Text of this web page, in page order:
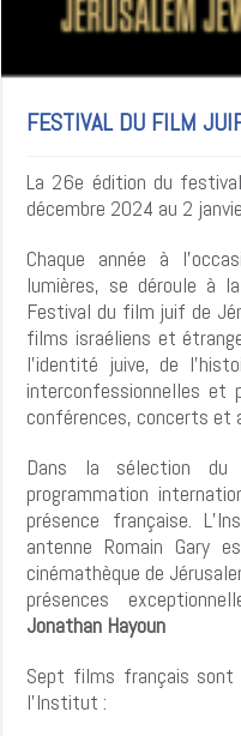
FESTIVAL DU FILM
La 26e édition du
décembre 2024 au 2
Chaque année à
lumières, se déroule à
Festival du film juif de
films israéliens et
l’identité juive, de
interconfessionnelles et
conférences, concerts et
Dans la sélection
programmation
présence française.
antenne Romain Gary
cinémathèque de
présences
Jonathan Hayoun
Sept films français sont
l’Institut :